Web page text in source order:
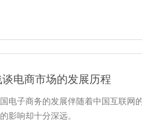
谈电商市场的发展历程
电子商务的发展伴随着中国互联网
影响却十分深远。